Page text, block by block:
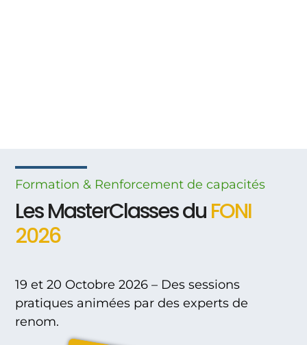
Formation & Renforcementde capacités
Les MasterClasses duFONI
2026
19 et 20 Octobre 2026 – Des sessions
pratiques animées par des experts de
renom.